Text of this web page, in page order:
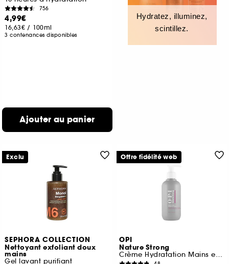
756
4,99€
16,63€ / 100ml
3 contenances disponibles
Ajouter au panier
Hydratez, illuminez,
scintillez.
SEPHORA COLLECTION
Nettoyant exfoliant doux
mains
Gel lavant purifiant
Exclu
OPI
Nature Strong
Crème Hydratation Mains et Pieds fini non-gras
Offre fidélité web